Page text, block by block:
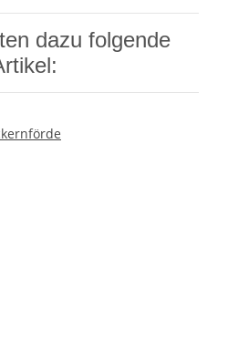
dazu folgende